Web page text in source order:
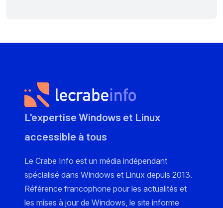
L'expertise Windows et Linux
accessible à tous
Le Crabe Info est un média indépendant
spécialisé dans Windows et Linux depuis 2013.
Référence francophone pour les actualités et
les mises à jour de Windows, le site informe